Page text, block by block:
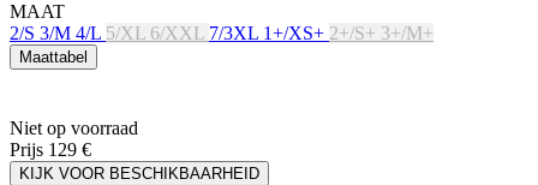
MAAT
2/S 3/M 4/L 5/XL 6/XXL 7/3XL 1+/XS+ 2+/S+ 3+/M+
Maattabel
Niet op voorraad
Prijs 129 €
KIJK VOOR BESCHIKBAARHEID